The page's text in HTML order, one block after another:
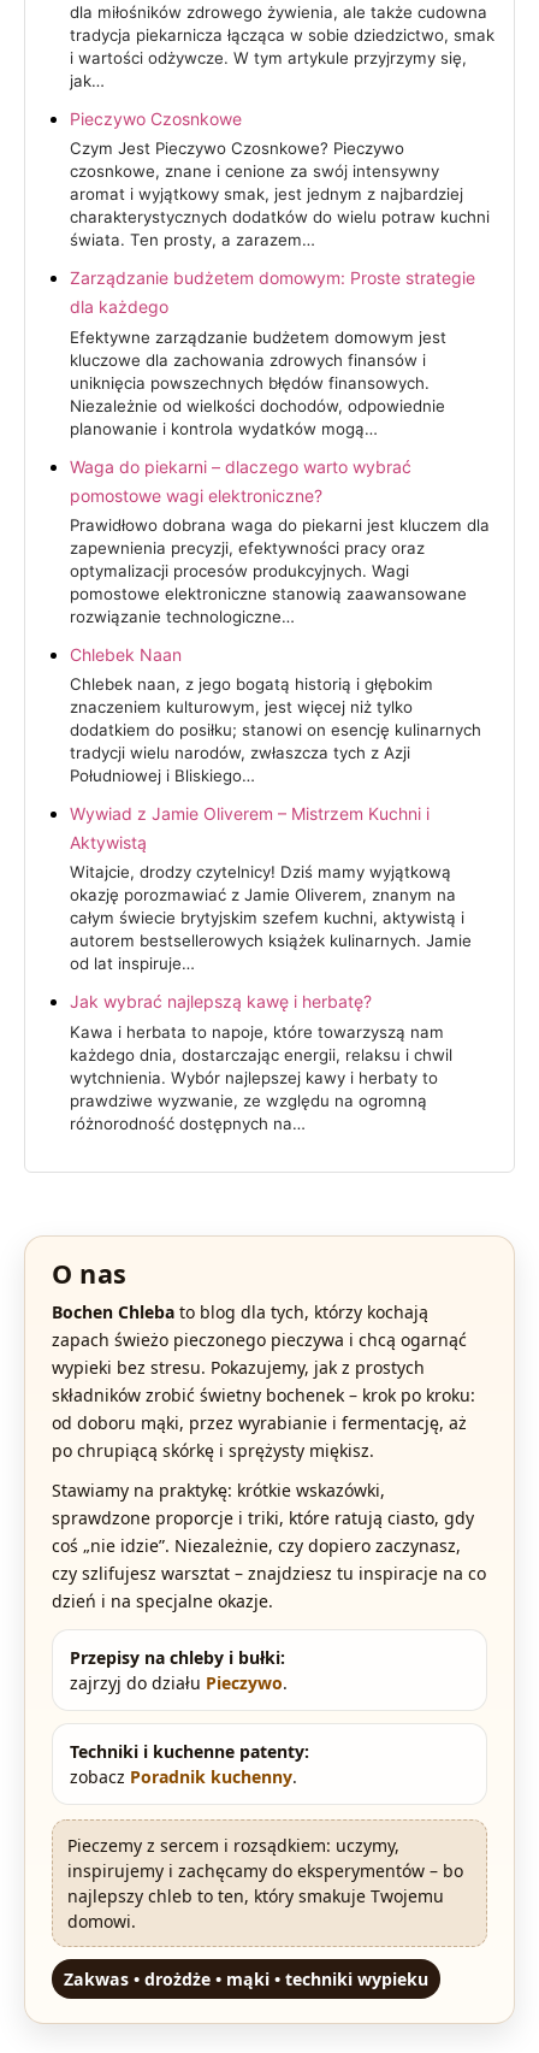
dla miłośników zdrowego żywienia, ale także cudowna
tradycja piekarnicza łącząca w sobie dziedzictwo, smak
i wartości odżywcze. W tym artykule przyjrzymy się,
jak…
Pieczywo Czosnkowe
Czym Jest Pieczywo Czosnkowe? Pieczywo
czosnkowe, znane i cenione za swój intensywny
aromat i wyjątkowy smak, jest jednym z najbardziej
charakterystycznych dodatków do wielu potraw kuchni
świata. Ten prosty, a zarazem…
Zarządzanie budżetem domowym: Proste strategie
dla każdego
Efektywne zarządzanie budżetem domowym jest
kluczowe dla zachowania zdrowych finansów i
uniknięcia powszechnych błędów finansowych.
Niezależnie od wielkości dochodów, odpowiednie
planowanie i kontrola wydatków mogą…
Waga do piekarni – dlaczego warto wybrać
pomostowe wagi elektroniczne?
Prawidłowo dobrana waga do piekarni jest kluczem dla
zapewnienia precyzji, efektywności pracy oraz
optymalizacji procesów produkcyjnych. Wagi
pomostowe elektroniczne stanowią zaawansowane
rozwiązanie technologiczne…
Chlebek Naan
Chlebek naan, z jego bogatą historią i głębokim
znaczeniem kulturowym, jest więcej niż tylko
dodatkiem do posiłku; stanowi on esencję kulinarnych
tradycji wielu narodów, zwłaszcza tych z Azji
Południowej i Bliskiego…
Wywiad z Jamie Oliverem – Mistrzem Kuchni i
Aktywistą
Witajcie, drodzy czytelnicy! Dziś mamy wyjątkową
okazję porozmawiać z Jamie Oliverem, znanym na
całym świecie brytyjskim szefem kuchni, aktywistą i
autorem bestsellerowych książek kulinarnych. Jamie
od lat inspiruje…
​Jak wybrać najlepszą kawę i herbatę?
Kawa i herbata to napoje, które towarzyszą nam
każdego dnia, dostarczając energii, relaksu i chwil
wytchnienia. Wybór najlepszej kawy i herbaty to
prawdziwe wyzwanie, ze względu na ogromną
różnorodność dostępnych na…
O nas
Bochen Chleba to blog dla tych, którzy kochają
zapach świeżo pieczonego pieczywa i chcą ogarnąć
wypieki bez stresu. Pokazujemy, jak z prostych
składników zrobić świetny bochenek – krok po kroku:
od doboru mąki, przez wyrabianie i fermentację, aż
po chrupiącą skórkę i sprężysty miękisz.
Stawiamy na praktykę: krótkie wskazówki,
sprawdzone proporcje i triki, które ratują ciasto, gdy
coś „nie idzie”. Niezależnie, czy dopiero zaczynasz,
czy szlifujesz warsztat – znajdziesz tu inspiracje na co
dzień i na specjalne okazje.
Przepisy na chleby i bułki:
zajrzyj do działu Pieczywo.
Techniki i kuchenne patenty:
zobacz Poradnik kuchenny.
Pieczemy z sercem i rozsądkiem: uczymy,
inspirujemy i zachęcamy do eksperymentów – bo
najlepszy chleb to ten, który smakuje Twojemu
domowi.
Zakwas • drożdże • mąki • techniki wypieku